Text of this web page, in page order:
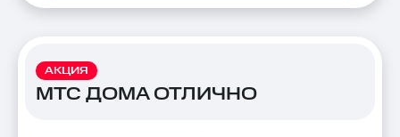
АКЦИЯ
МТС ДОМА ОТЛИЧНО